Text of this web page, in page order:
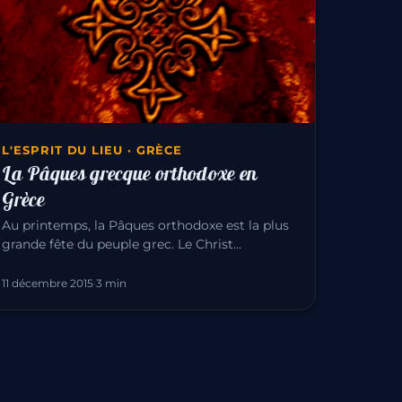
L'ESPRIT DU LIEU · GRÈCE
La Pâques grecque orthodoxe en
Grèce
Au printemps, la Pâques orthodoxe est la plus
grande fête du peuple grec. Le Christ
11 décembre 2015·3 min